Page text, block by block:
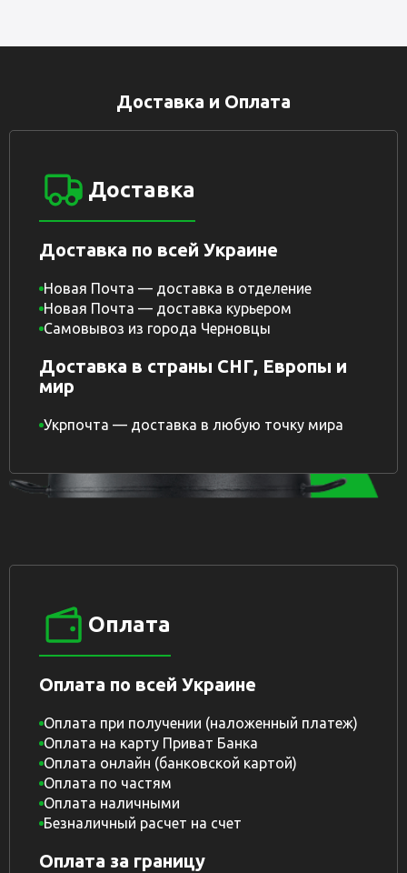
Доставка и Оплата
Доставка
Доставка по всей Украине
Новая Почта — доставка в отделение
Новая Почта — доставка курьером
Самовывоз из города Черновцы
Доставка в страны СНГ, Европы и
мир
Укрпочта — доставка в любую точку мира
Оплата
Оплата по всей Украине
Оплата при получении (наложенный платеж)
Оплата на карту Приват Банка
Оплата онлайн (банковской картой)
Оплата по частям
Оплата наличными
Безналичный расчет на счет
Оплата за границу